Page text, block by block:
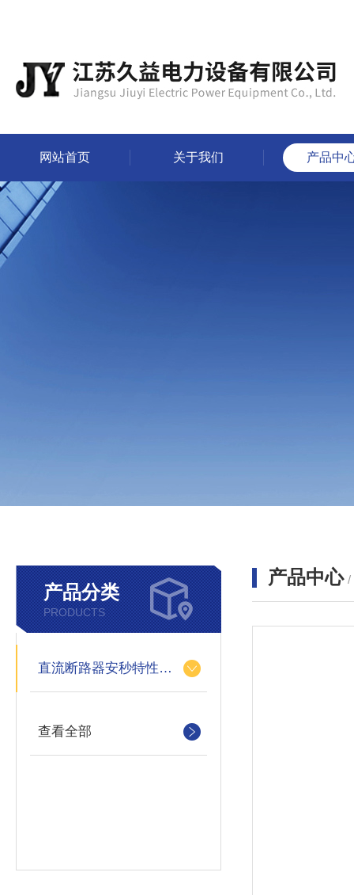
网站首页 关于我们 产品中
产品分类
PRODUCTS
直流断路器安秒特性测试仪
查看全部
产品中心 /